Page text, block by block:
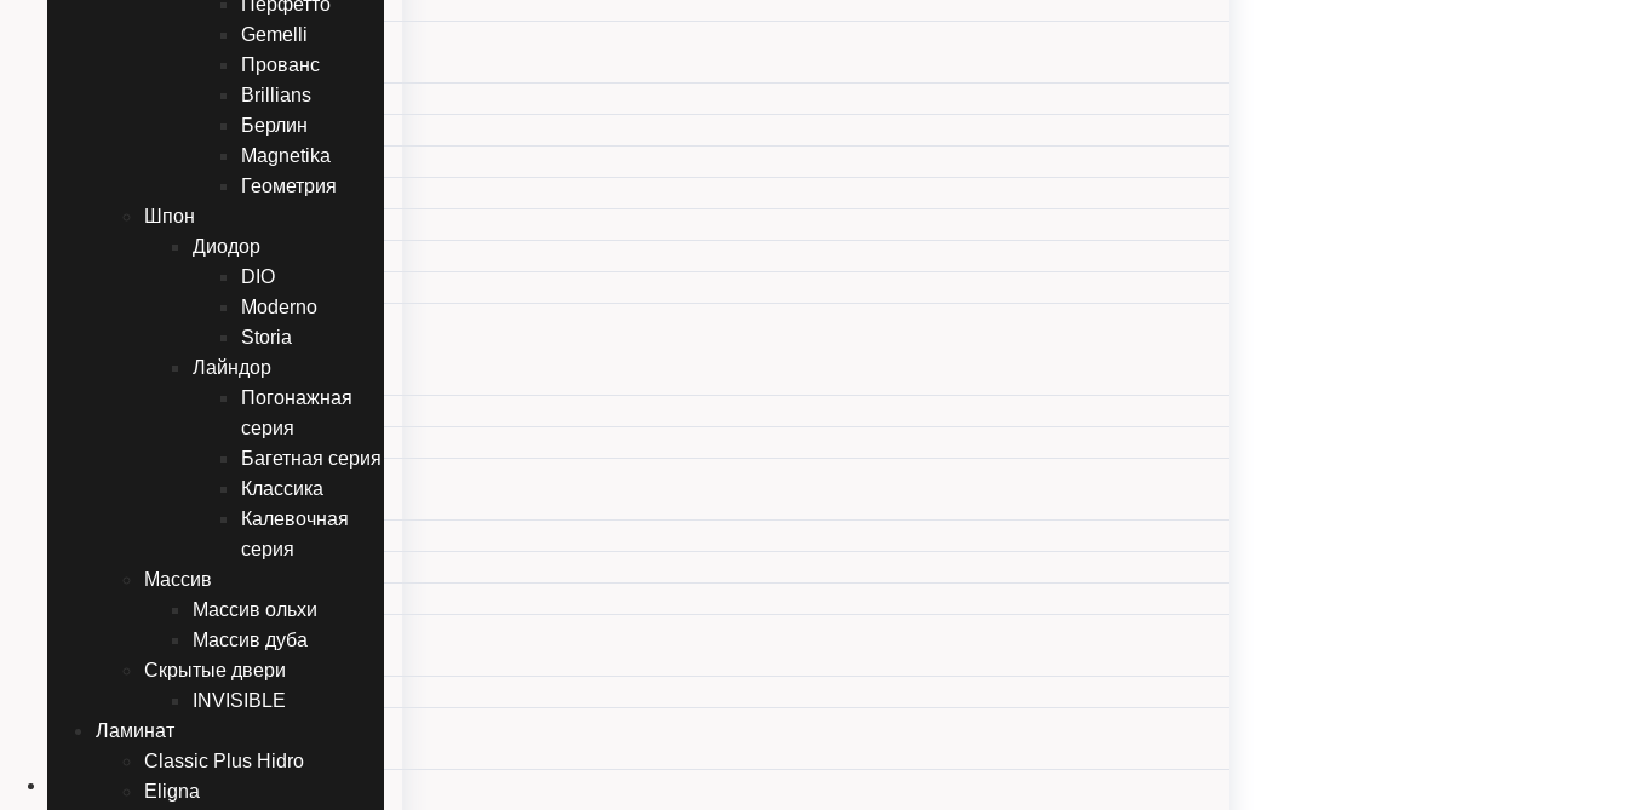
Перфетто
Gemelli
Прованс
Brillians
Берлин
Magnetika
Геометрия
Шпон
Диодор
DIO
Moderno
Storia
Лайндор
Погонажная
серия
Багетная серия
Классика
Калевочная
серия
Массив
Массив ольхи
Массив дуба
Скрытые двери
INVISIBLE
Ламинат
Classic Plus Hidro
Eligna
Смальта-Sharm
Обердвери
Twins
Перфетто
Gemelli
Прованс
Brillians
Magnetika
Геометрия
DIO
Moderno
Калевочная серия
Массив ольхи
Массив дуба
Скрытые двери
INVISIBLE